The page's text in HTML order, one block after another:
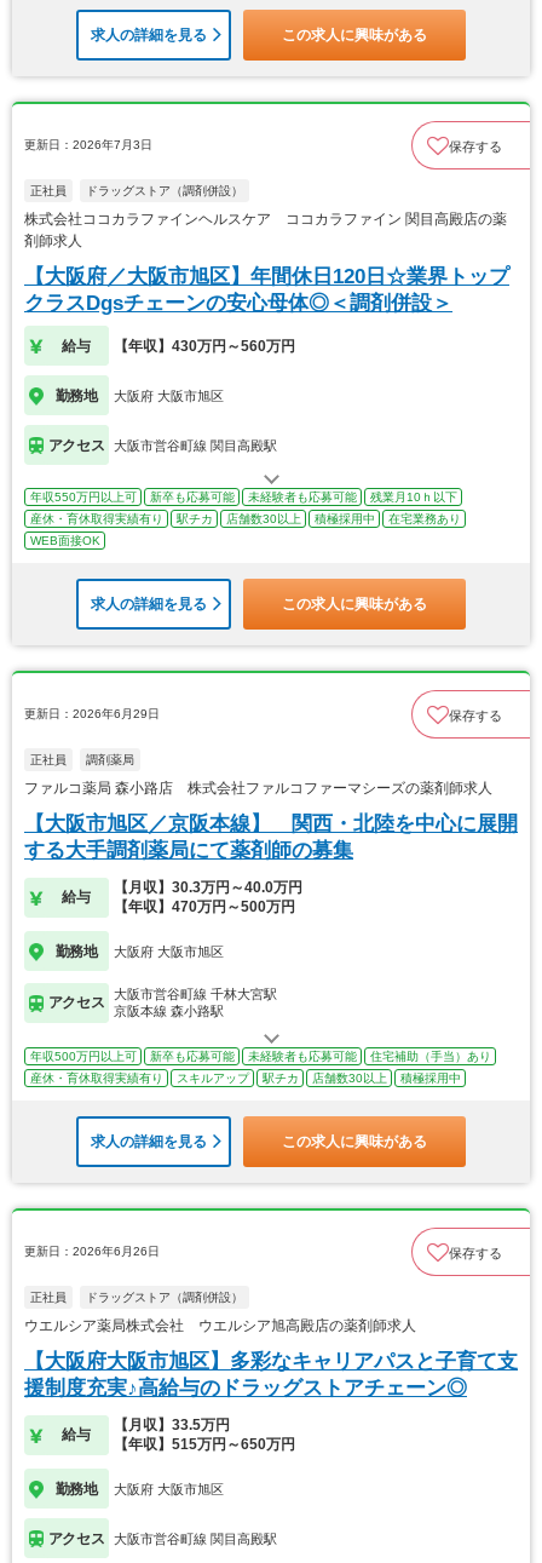
求人の詳細を見る この求人に興味がある
更新日：2026年7月3日 保存する
正社員 ドラッグストア（調剤併設）
株式会社ココカラファインヘルスケア ココカラファイン 関目高殿店の薬
剤師求人
【大阪府／大阪市旭区】年間休日120日☆業界トップ
クラスDgsチェーンの安心母体◎＜調剤併設＞
給与 【年収】430万円～560万円
勤務地 大阪府 大阪市旭区
アクセス 大阪市営谷町線 関目高殿駅
年収550万円以上可 新卒も応募可能 未経験者も応募可能
残業月10ｈ以下
産休・育休取得実績有り
駅チカ 店舗数30以上 積極採用中
在宅業務あり
WEB面接OK
求人の詳細を見る この求人に興味がある
更新日：2026年6月29日 保存する
正社員 調剤薬局
ファルコ薬局 森小路店 株式会社ファルコファーマシーズの薬剤師求人
【大阪市旭区／京阪本線】 関西・北陸を中心に展開
する大手調剤薬局にて薬剤師の募集
給与
【月収】30.3万円～40.0万円
【年収】470万円～500万円
勤務地 大阪府 大阪市旭区
アクセス
大阪市営谷町線 千林大宮駅
京阪本線 森小路駅
年収500万円以上可 新卒も応募可能 未経験者も応募可能
住宅補助（手当）あり
産休・育休取得実績有り
スキルアップ 駅チカ 店舗数30以上 積極採用中
求人の詳細を見る この求人に興味がある
更新日：2026年6月26日 保存する
正社員 ドラッグストア（調剤併設）
ウエルシア薬局株式会社 ウエルシア旭高殿店の薬剤師求人
【大阪府大阪市旭区】多彩なキャリアパスと子育て支
援制度充実♪高給与のドラッグストアチェーン◎
給与
【月収】33.5万円
【年収】515万円～650万円
勤務地 大阪府 大阪市旭区
アクセス 大阪市営谷町線 関目高殿駅